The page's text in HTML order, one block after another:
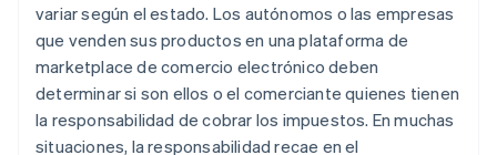
variar según el estado. Los autónomos o las empresas
que venden sus productos en una plataforma de
marketplace de comercio electrónico deben
determinar si son ellos o el comerciante quienes tienen
la responsabilidad de cobrar los impuestos. En muchas
situaciones, la responsabilidad recae en el